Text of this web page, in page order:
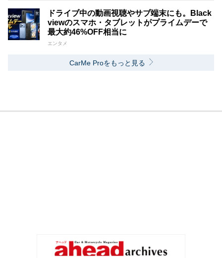
ドライブ中の動画視聴やサブ端末にも。Black
viewのスマホ・タブレットがプライムデーで
最大約46%OFF相当に
エンタメ
CarMe Proをもっと見る